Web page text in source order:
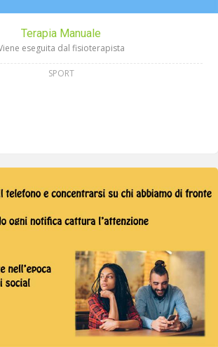
Terapia Manuale
eseguita dal fisioterapista
SPORT